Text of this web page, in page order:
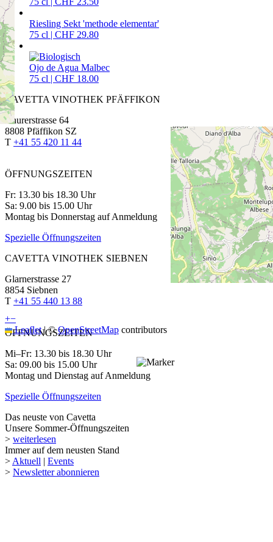
+−
Leaflet |©OpenStreetMap contributors
Riesling Sekt 'methode elementar'
75 cl | CHF 29.80
Ojo de Agua Malbec
75 cl | CHF 18.00
CAVETTA VINOTHEK PFÄFFIKON
Churerstrasse 64
8808 Pfäffikon SZ
T +41 55 420 11 44
ÖFFNUNGSZEITEN
Fr: 13.30 bis 18.30 Uhr
Sa: 9.00 bis 15.00 Uhr
Montag bis Donnerstag auf Anmeldung
Spezielle Öffnungszeiten
CAVETTA VINOTHEK SIEBNEN
Glarnerstrasse 27
8854 Siebnen
T +41 55 440 13 88
ÖFFNUNGSZEITEN
Mi–Fr: 13.30 bis 18.30 Uhr
Sa: 09.00 bis 15.00 Uhr
Montag und Dienstag auf Anmeldung
Spezielle Öffnungszeiten
Das neuste von Cavetta
Unsere Sommer-Öffnungszeiten
> weiterlesen
Immer auf dem neusten Stand
> Aktuell | Events
> Newsletter abonnieren